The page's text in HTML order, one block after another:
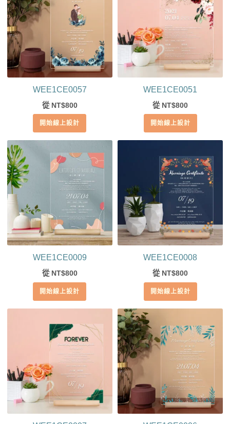
WEE1CE0057
從 NT$800
開始線上設計
WEE1CE0051
從 NT$800
開始線上設計
WEE1CE0009
從 NT$800
開始線上設計
WEE1CE0008
從 NT$800
開始線上設計